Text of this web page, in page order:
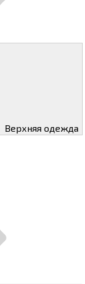
Верхняя одежда